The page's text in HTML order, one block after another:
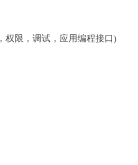
限，调试，应用编程接口)